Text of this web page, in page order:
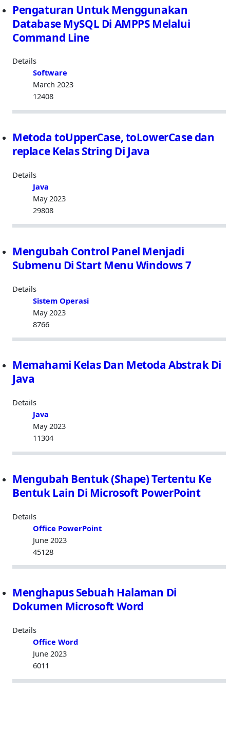
Pengaturan Untuk Menggunakan
Database MySQL Di AMPPS Melalui
Command Line
Details
Software
March 2023
12408
Metoda toUpperCase, toLowerCase dan
replace Kelas String Di Java
Details
Java
May 2023
29808
Mengubah Control Panel Menjadi
Submenu Di Start Menu Windows 7
Details
Sistem Operasi
May 2023
8766
Memahami Kelas Dan Metoda Abstrak Di
Java
Details
Java
May 2023
11304
Mengubah Bentuk (Shape) Tertentu Ke
Bentuk Lain Di Microsoft PowerPoint
Details
Office PowerPoint
June 2023
45128
Menghapus Sebuah Halaman Di
Dokumen Microsoft Word
Details
Office Word
June 2023
6011